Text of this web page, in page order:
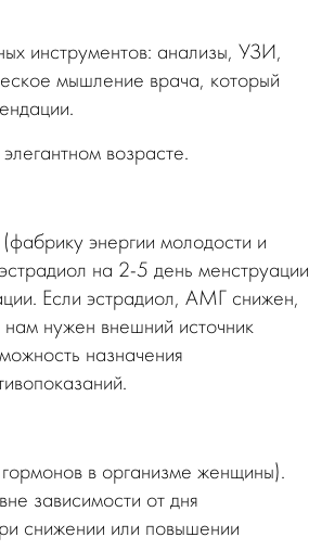
инструментов: анализы, УЗИ,
мышление врача, который
возрасте.
энергии молодости и
на 2-5 день менструации
Если эстрадиол, АМГ снижен,
нужен внешний источник
назначения
в организме женщины).
зависимости от дня
снижении или повышении